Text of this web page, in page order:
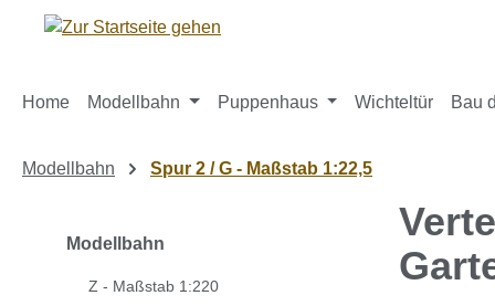
Hauptinhalt springen
Zur Suche springen
Zur Hauptnavigation springen
Home Modellbahn Puppenhaus Wichteltür Bau
Modellbahn Spur 2 / G - Maßstab 1:22,5
Modellbahn
Z - Maßstab 1:220